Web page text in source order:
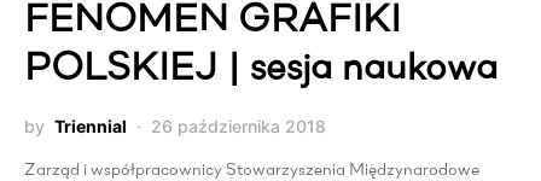
FENOMEN GRAFIKI
POLSKIEJ | sesja naukowa
by Triennial 26 października 2018
Zarząd i współpracownicy Stowarzyszenia Międzynarodowe